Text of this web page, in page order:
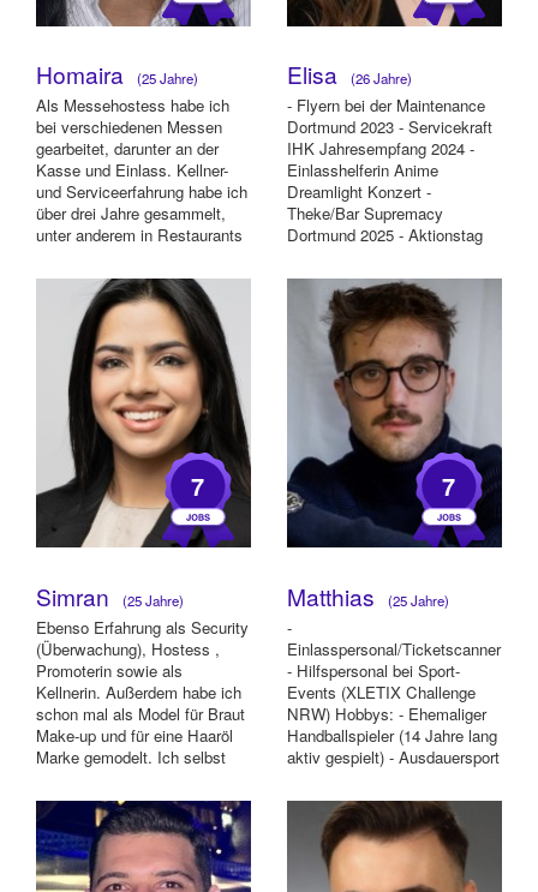
Homaira (25 Jahre)
Als Messehostess habe ich
bei verschiedenen Messen
gearbeitet, darunter an der
Kasse und Einlass. Kellner-
und Serviceerfahrung habe ich
über drei Jahre gesammelt,
unter anderem in Restaurants
Elisa (26 Jahre)
- Flyern bei der Maintenance
Dortmund 2023 - Servicekraft
IHK Jahresempfang 2024 -
Einlasshelferin Anime
Dreamlight Konzert -
Theke/Bar Supremacy
Dortmund 2025 - Aktionstag
7
Simran (25 Jahre)
Ebenso Erfahrung als Security
(Überwachung), Hostess ,
Promoterin sowie als
Kellnerin. Außerdem habe ich
schon mal als Model für Braut
Make-up und für eine Haaröl
Marke gemodelt. Ich selbst
7
Matthias (25 Jahre)
-
Einlasspersonal/Ticketscanner
- Hilfspersonal bei Sport-
Events (XLETIX Challenge
NRW) Hobbys: - Ehemaliger
Handballspieler (14 Jahre lang
aktiv gespielt) - Ausdauersport